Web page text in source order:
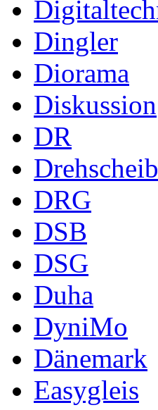
Dingler
Diorama
Diskussion
DR
DRG
DSB
DSG
Duha
DyniMo
Dänemark
Easygleis